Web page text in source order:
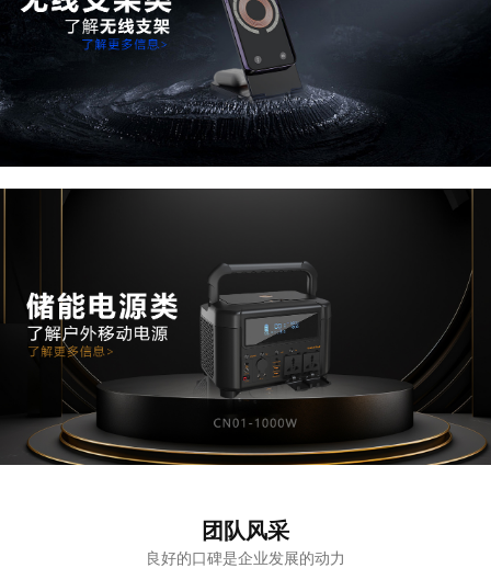
团队风采
良好的口碑是企业发展的动力